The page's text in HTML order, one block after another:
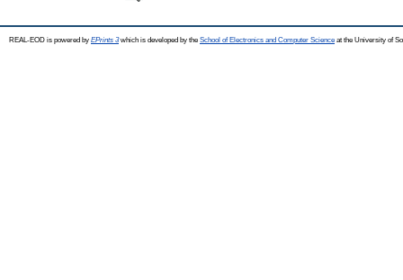
REAL-EOD is powered by EPrints 3which is developed by the School of Electronics and Computer Science at the University of